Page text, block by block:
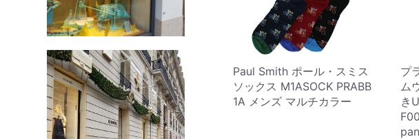
Paul Smith ポール・スミス
ソックス M1ASOCK PRABB
1A メンズ マルチカラー
プ
ム
き